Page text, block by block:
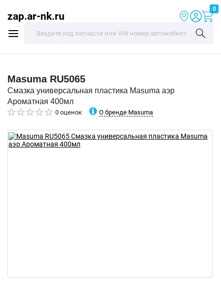
zap.ar-nk.ru
0
Masuma RU5065
Смазка универсальная пластика Masuma аэр
Ароматная 400мл
0 оценок О бренде Masuma